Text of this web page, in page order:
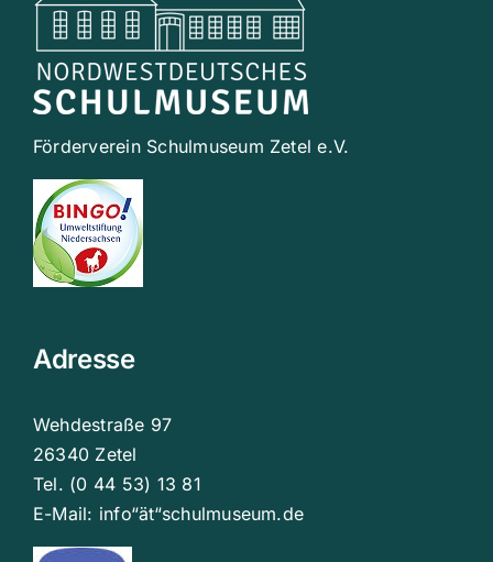
Förderverein Schulmuseum Zetel e.V.
Adresse
Wehdestraße 97
26340 Zetel
Tel. (0 44 53) 13 81
E-Mail: info“ät“schulmuseum.de